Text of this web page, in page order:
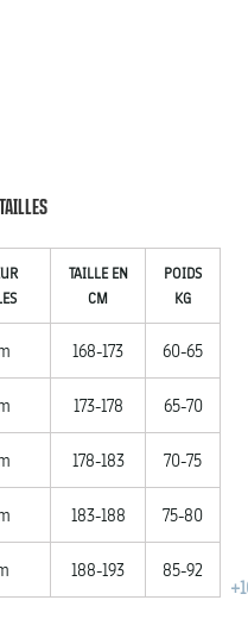
TAILLE EN
CM
POIDS
KG
168-173 60-65
173-178 65-70
178-183 70-75
183-188 75-80
188-193 85-92